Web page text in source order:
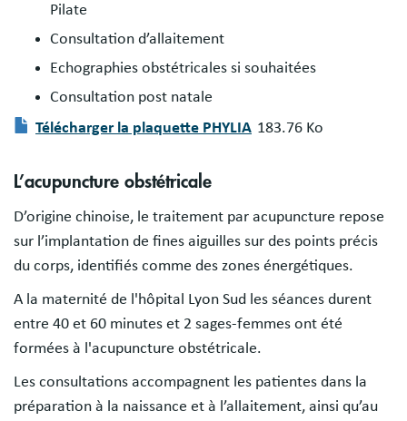
Pilate
Consultation d’allaitement
Echographies obstétricales si souhaitées
Consultation post natale
Télécharger la plaquette PHYLIA 183.76 Ko
L’acupuncture obstétricale
D’origine chinoise, le traitement par acupuncture repose
sur l’implantation de fines aiguilles sur des points précis
du corps, identifiés comme des zones énergétiques.
A la maternité de l'hôpital Lyon Sud les séances durent
entre 40 et 60 minutes et 2 sages-femmes ont été
formées à l'acupuncture obstétricale.
Les consultations accompagnent les patientes dans la
préparation à la naissance et à l’allaitement, ainsi qu’au